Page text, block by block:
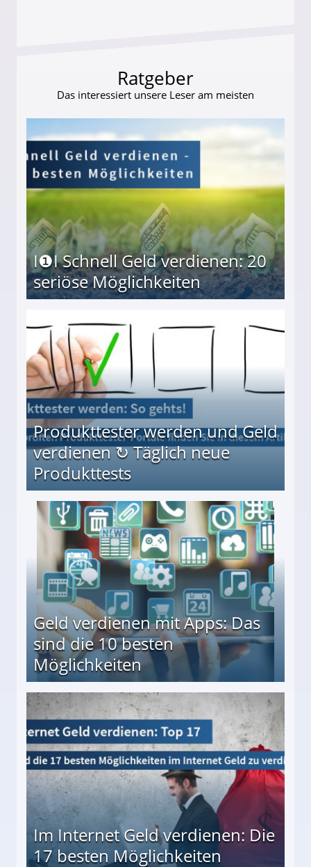
Ratgeber
Das interessiert unsere Leser am meisten
I❶I Schnell Geld verdienen: 20
seriöse Möglichkeiten
Produkttester werden und Geld
verdienen ↻ Täglich neue
Produkttests
↻ Täglich neue Produkttests
Geld verdienen mit Apps: Das
sind die 10 besten
Möglichkeiten
besten Möglichkeiten
Im Internet Geld verdienen: Die
17 besten Möglichkeiten